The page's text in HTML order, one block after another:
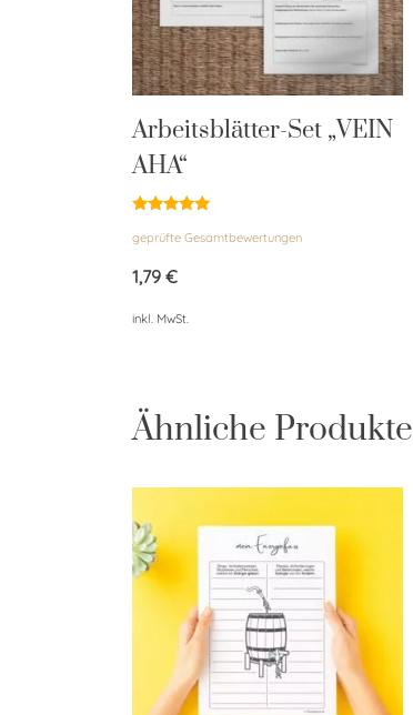
Arbeitsblätter-Set „VEIN
AHA“
mit
von 5
geprüfte Gesamtbewertungen
1,79 €
inkl. MwSt.
Ähnliche Produkte